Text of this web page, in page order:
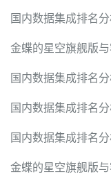
国内数据集成排名
金蝶的星空旗舰版
国内数据集成排名
国内数据集成排名
国内数据集成排名
金蝶的星空旗舰版